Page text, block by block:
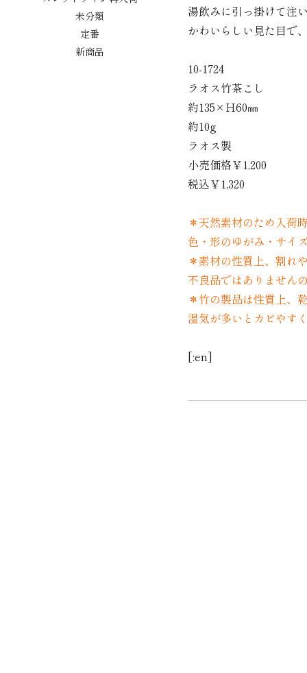
未分類
定番
新商品
湯飲みに引っ掛けて注
かわいらしい見た目で
10-1724
ラオス竹茶こし
約135×Ｈ60㎜
約10g
ラオス製
小売価格￥1,200
税込￥1,320
＊天然素材のため入荷
色・形のゆがみ・サイ
＊素材の性質上、割れ
不良品ではありません
＊竹の製品は性質上、
湿気が多いとカビやす
[:en]